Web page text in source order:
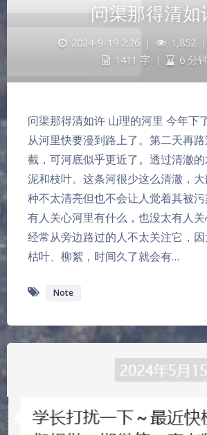
问渠那得清如
2024-9-19 2:26 | 1,852 |
1411 字
| 6 分钟
问渠那得清如许 山理的河里 今年下
从河里快要漫到路上了。第二天再
截，可河底似乎更近了。透过清澈
泥和枝叶。这条河很少这么清澈，
种不太清亮但也不会让人觉着其被
有人关心河里有什么，也没太有人关
经常从旁边路过的人不太关注它，
枯叶、柳絮，时间久了就会有…
Note